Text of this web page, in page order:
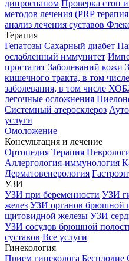
дипроспаном Проверка стоп
методов лечения (PRP
анализ лечения суставов
Терапия
Гепатозы Сахарный диабет
ослабленный иммунитет
простатит Заболеваний кожи
кишечного тракта, в том
заболевания, в том числе
легочные осложнения
Системный атеросклероз
услуги
Омоложение
Консультация и лечение
Ортопедия Терапия
Аллергология-иммунология
Дерматовенерология
УЗИ
УЗИ при беременности УЗИ
желез УЗИ органов брюшной
щитовидной железы УЗИ
УЗИ сосудов брюшной
суставов Все услуги
Гинекология
Прием гинеколога Бесплодие